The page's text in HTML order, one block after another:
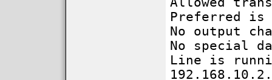
Preferred
No output
No special
Line is
192.168.10.2.